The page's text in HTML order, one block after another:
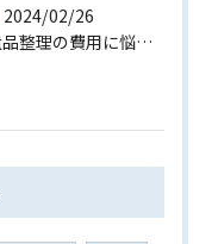
2024/02/26
遺品整理の費用に悩まない！買取専門店運営の遺品整理